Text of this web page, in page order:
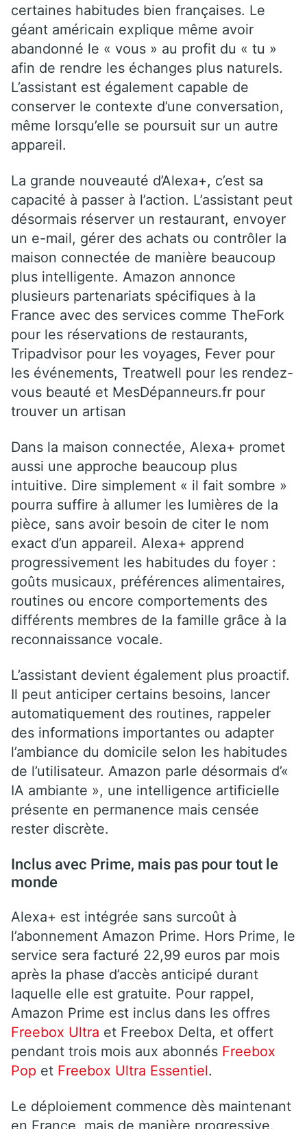
certaines habitudes bien françaises. Le
géant américain explique même avoir
abandonné le « vous » au profit du « tu »
afin de rendre les échanges plus naturels.
L’assistant est également capable de
conserver le contexte d’une conversation,
même lorsqu’elle se poursuit sur un autre
appareil.
La grande nouveauté d’Alexa+, c’est sa
capacité à passer à l’action. L’assistant peut
désormais réserver un restaurant, envoyer
un e-mail, gérer des achats ou contrôler la
maison connectée de manière beaucoup
plus intelligente. Amazon annonce
plusieurs partenariats spécifiques à la
France avec des services comme TheFork
pour les réservations de restaurants,
Tripadvisor pour les voyages, Fever pour
les événements, Treatwell pour les rendez-
vous beauté et MesDépanneurs.fr pour
trouver un artisan
Dans la maison connectée, Alexa+ promet
aussi une approche beaucoup plus
intuitive. Dire simplement « il fait sombre »
pourra suffire à allumer les lumières de la
pièce, sans avoir besoin de citer le nom
exact d’un appareil. Alexa+ apprend
progressivement les habitudes du foyer :
goûts musicaux, préférences alimentaires,
routines ou encore comportements des
différents membres de la famille grâce à la
reconnaissance vocale.
L’assistant devient également plus proactif.
Il peut anticiper certains besoins, lancer
automatiquement des routines, rappeler
des informations importantes ou adapter
l’ambiance du domicile selon les habitudes
de l’utilisateur. Amazon parle désormais d’«
IA ambiante », une intelligence artificielle
présente en permanence mais censée
rester discrète.
Inclus avec Prime, mais pas pour tout le
monde
Alexa+ est intégrée sans surcoût à
l’abonnement Amazon Prime. Hors Prime, le
service sera facturé 22,99 euros par mois
après la phase d’accès anticipé durant
laquelle elle est gratuite. Pour rappel,
Amazon Prime est inclus dans les offres
Freebox Ultra et Freebox Delta, et offert
pendant trois mois aux abonnés Freebox
Pop et Freebox Ultra Essentiel.
Le déploiement commence dès maintenant
en France, mais de manière progressive.